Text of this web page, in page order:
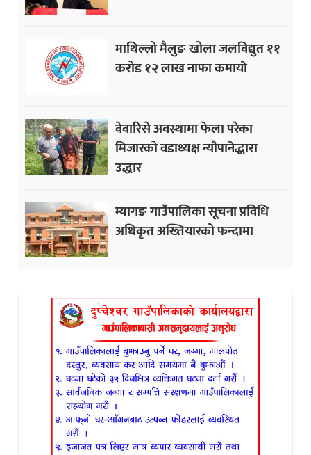
माथिल्लो मैलुङ खोला जलविद्युत ११
करोड १२ लाख नाफा कमायाे
वेवारिसे अवस्थामा फेला परेका
मिजारको वडाध्यक्ष न्यौपानेद्धारा
उद्धार
म्यागङ गाउँपालिका सूचना प्रविधि
अधिकृत अख्तियारको फन्दामा